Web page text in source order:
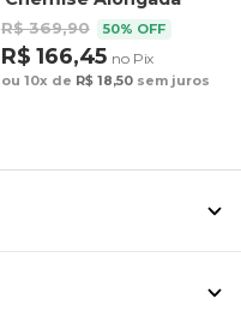
Estampada Rio Motiv
Preto/bnco Vetor
R$ 369,90 50% OFF
R$ 166,45 no Pix
ou 10x de R$ 18,50sem juros